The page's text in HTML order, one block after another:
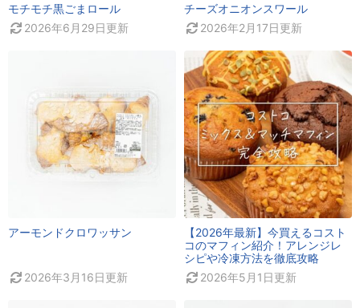
モチモチ黒ごまロール
2026年6月29日更新
チーズオニオンスワール
2026年2月17日更新
アーモンドクロワッサン
2026年3月16日更新
【2026年最新】今買えるコスト
コのマフィン紹介！アレンジレ
シピや冷凍方法を徹底攻略
2026年5月1日更新